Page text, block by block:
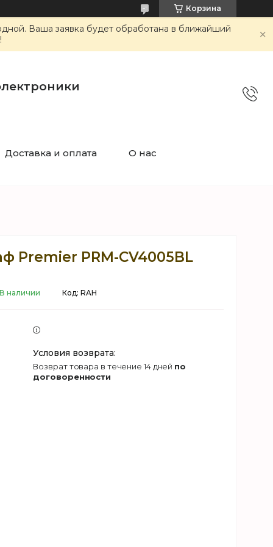
Корзина
Ваша заявка будет обработана в ближайший
Доставка и оплата О нас
Premier PRM-CV4005BL
В наличии Код: RAH
возврат товара в течение 14 дней по
договоренности